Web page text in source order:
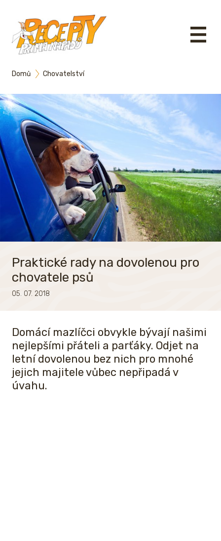
Domů Chovatelství
Praktické rady na dovolenou pro
chovatele psů
05. 07. 2018
Domácí mazlíčci obvykle bývají našimi
nejlepšími přáteli a parťáky. Odjet na
letní dovolenou bez nich pro mnohé
jejich majitele vůbec nepřipadá v
úvahu.